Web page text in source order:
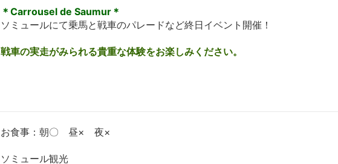
＊Carrousel de Saumur＊
ソミュールにて乗馬と戦車のパレードなど終日イベント開催！
戦車の実走がみられる貴重な体験をお楽しみください。
お食事：朝〇 昼× 夜×
ソミュール観光